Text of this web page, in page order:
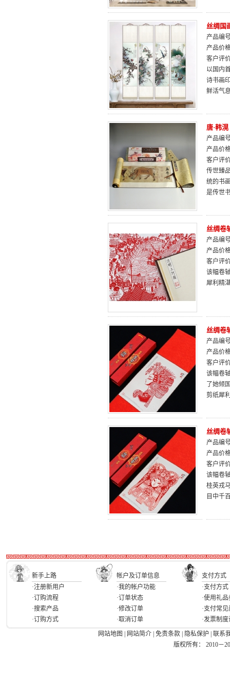
丝绸国
产品编
产品价
客户评
以国内
诗书画
鲜活气
唐·韩
产品编
产品价
客户评
传世臻
统的书
是传世
丝绸卷
产品编
产品价
客户评
该幅卷
犀利精
丝绸卷
产品编
产品价
客户评
该幅卷
了她倾
剪纸犀
丝绸卷
产品编
产品价
客户评
该幅卷
桂英戎
目中千
新手上路 帐户及订单信息
支付方式
·注册新用户
·订购流程
·搜索产品
·订购方式
·我的帐户功能
·订单状态
·修改订单
·取消订单
·支付方式
·使用礼品
·支付常
·发票制
网站地图
网站简介 免责条款 隐私保护
联系
版权所有： 2010－